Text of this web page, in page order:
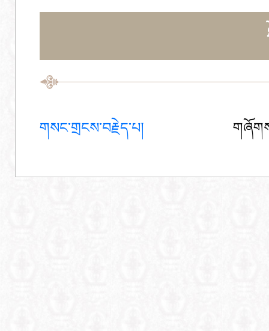
གསང་གྲངས་བརྗེད་པ།